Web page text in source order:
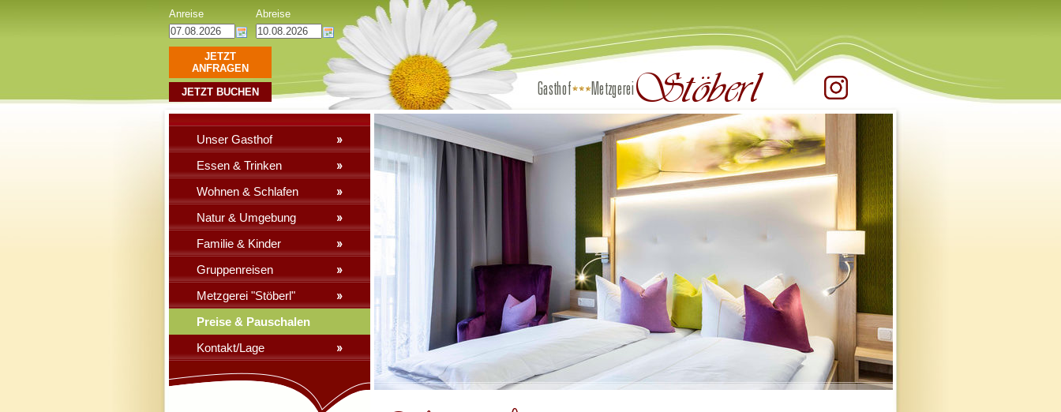
Unser Gasthof
Essen & Trinken
Wohnen & Schlafen
Natur & Umgebung
Familie & Kinder
Gruppenreisen
Metzgerei "Stöberl"
Preise & Pauschalen
Kontakt/Lage
Anreise Abreise
JETZT
ANFRAGEN
JETZT BUCHEN